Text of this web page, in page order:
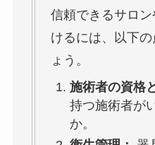
信頼できるサロ
けるには、以下
ょう。
施術者の資格
持つ施術者が
か。